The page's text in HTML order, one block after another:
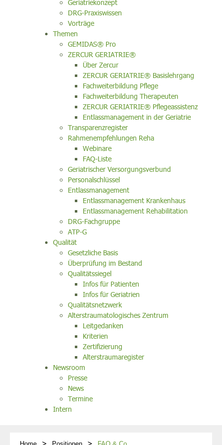
Geriatriekonzept
DRG-Praxiswissen
Vorträge
Themen
GEMIDAS® Pro
ZERCUR GERIATRIE®
Über Zercur
ZERCUR GERIATRIE® Basislehrgang
Fachweiterbildung Pflege
Fachweiterbildung Therapeuten
ZERCUR GERIATRIE® Pflegeassistenz
Entlassmanagement in der Geriatrie
Transparenzregister
Rahmenempfehlungen Reha
Webinare
FAQ-Liste
Geriatrischer Versorgungsverbund
Personalschlüssel
Entlassmanagement
Entlassmanagement Krankenhaus
Entlassmanagement Rehabilitation
DRG-Fachgruppe
ATP-G
Qualität
Gesetzliche Basis
Überprüfung im Bestand
Qualitätssiegel
Infos für Patienten
Infos für Geriatrien
Qualitätsnetzwerk
Alterstraumatologisches Zentrum
Leitgedanken
Kriterien
Zertifizierung
Alterstraumaregister
Newsroom
Presse
News
Termine
Intern